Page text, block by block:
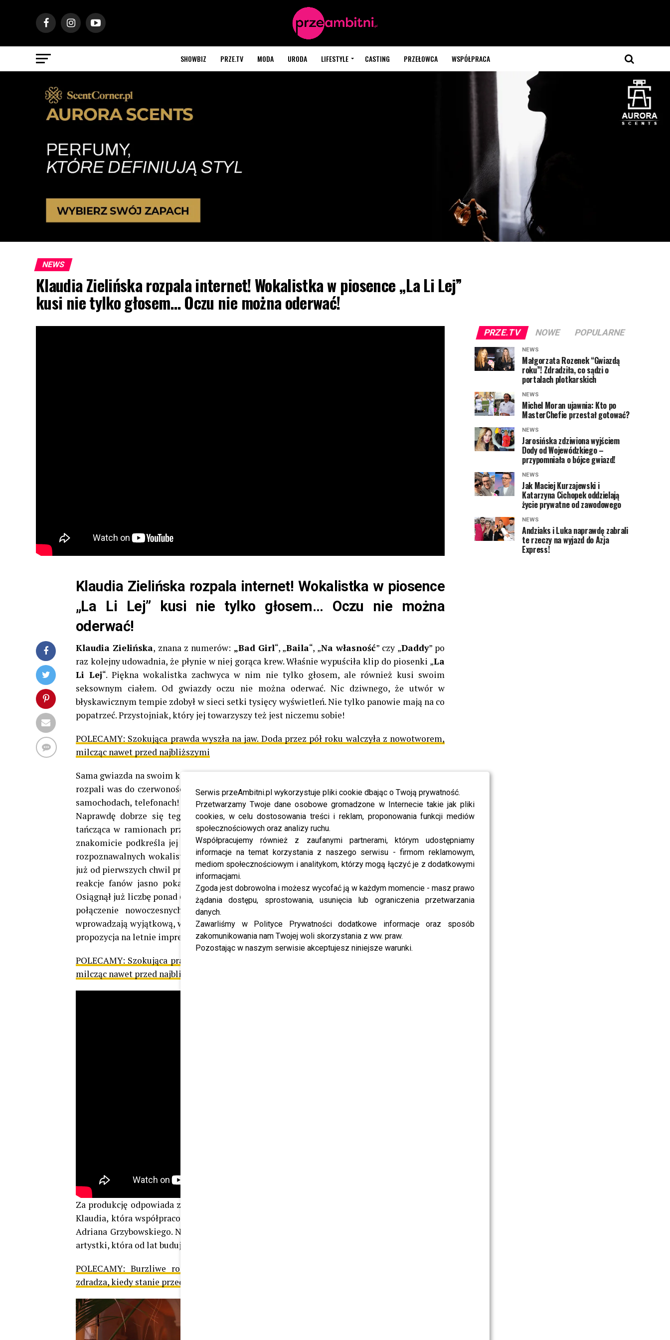
Serwis przeAmbitni.pl wykorzystuje pliki cookie dbając o Twoją prywatność.
Przetwarzamy Twoje dane osobowe gromadzone w Internecie takie jak pliki
cookies, w celu dostosowania treści i reklam, proponowania funkcji mediów
społecznościowych oraz analizy ruchu.
Współpracujemy również z zaufanymi partnerami, którym udostępniamy
informacje na temat korzystania z naszego serwisu - firmom reklamowym,
mediom społecznościowym i analitykom, którzy mogą łączyć je z dodatkowymi
informacjami.
Zgoda jest dobrowolna i możesz wycofać ją w każdym momencie - masz prawo
żądania dostępu, sprostowania, usunięcia lub ograniczenia przetwarzania
danych.
Zawarliśmy w Polityce Prywatności dodatkowe informacje oraz sposób
zakomunikowania nam Twojej woli skorzystania z ww. praw.
Pozostając w naszym serwisie akceptujesz niniejsze warunki.
SHOWBIZ PRZE.TV MODA URODA LIFESTYLE CASTING PRZEŁOWCA WSPÓŁPRACA
NEWS
Klaudia Zielińska rozpala internet! Wokalistka w piosence „La Li Lej”
kusi nie tylko głosem… Oczu nie można oderwać!
Klaudia Zielińska rozpala internet! Wokalistka w piosence
„La Li Lej” kusi nie tylko głosem… Oczu nie można
oderwać!
Klaudia Zielińska, znana z numerów: „Bad Girl“, „Baila“, „Na własność” czy „Daddy” po
raz kolejny udowadnia, że płynie w niej gorąca krew. Właśnie wypuściła klip do piosenki „La
Li Lej“. Piękna wokalistka zachwyca w nim nie tylko głosem, ale również kusi swoim
seksownym ciałem. Od gwiazdy oczu nie można oderwać. Nic dziwnego, że utwór w
błyskawicznym tempie zdobył w sieci setki tysięcy wyświetleń. Nie tylko panowie mają na co
popatrzeć. Przystojniak, który jej towarzyszy też jest niczemu sobie!
POLECAMY: Szokująca prawda wyszła na jaw. Doda przez pół roku walczyła z nowotworem,
milcząc nawet przed najbliższymi
Sama gwiazda na swoim koncie YouTube pod teledyskiem zamieściła napis: „Premiera, która
rozpali was do czerwoności, niech zapłoną wasze serca, a razem z nimi głośniki w domach,
samochodach, telefonach! Wjeżdża „La Li Lej”. I musimy przyznać, że wcale nie przesadziła.
Naprawdę dobrze się tego słucha i jest, na czym oko zawiesić. Skąpo ubrana artystka,
tańcząca w ramionach przystojnego tancerza wygląda oszałamiająco. Dopasowana kreacja
znakomicie podkreśla jej kobiece atuty. Klaudia Zielińska obecnie jest jedną z najbardziej
rozpoznawalnych wokalistek młodego pokolenia na rynku muzyki disco. Jej najnowszy hit
już od pierwszych chwil przyciąga ogromną uwagę słuchaczy. Liczby mówią same za siebie, a
reakcje fanów jasno pokazują, że to utwór, wobec którego nie można przejść obojętnie.
Osiągnął już liczbę ponad 600 000 wyświetleń, a licznik ciągle się obraca! Utwór „La Li Lej” to
połączenie nowoczesnych brzmień popowych z wyraźnymi elementami latino, które
wprowadzają wyjątkową, wakacyjną atmosferę i klubowy klimat jednocześnie. To doskonała
propozycja na letnie imprezy. Posłuchajcie i zobaczcie sami!
POLECAMY: Szokująca prawda wyszła na jaw. Doda przez pół roku walczyła z nowotworem,
milcząc nawet przed najbliższymi
Za produkcję odpowiada znany producent Detmi, a współautorką tekstu i muzyki jest sama
Klaudia, która współpracowała przy tym projekcie z Mateuszem Detmi. Aranżacja to działo
Adriana Grzybowskiego. Nowy singiel doskonale wpisuje się w taneczny i pełen emocji styl
artystki, która od lat buduje swój charakterystyczny muzyczny wizerunek.
POLECAMY: Burzliwe rozstanie i błyskawiczne zaręczyny. Teraz ślub – Akop Szostak
zdradza, kiedy stanie przed ołtarzem
PRZE.TV NOWE POPULARNE
NEWS
Małgorzata Rozenek “Gwiazdą
roku”! Zdradziła, co sądzi o
portalach plotkarskich
NEWS
Michel Moran ujawnia: Kto po
MasterChefie przestał gotować?
NEWS
Jarosińska zdziwiona wyjściem
Dody od Wojewódzkiego –
przypomniała o bójce gwiazd!
NEWS
Jak Maciej Kurzajewski i
Katarzyna Cichopek oddzielają
życie prywatne od zawodowego
NEWS
Andziaks i Luka naprawdę zabrali
te rzeczy na wyjazd do Azja
Express!